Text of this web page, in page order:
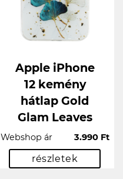
Apple iPhone
12 kemény
hátlap Gold
Glam Leaves
Webshop ár 3.990 Ft
részletek